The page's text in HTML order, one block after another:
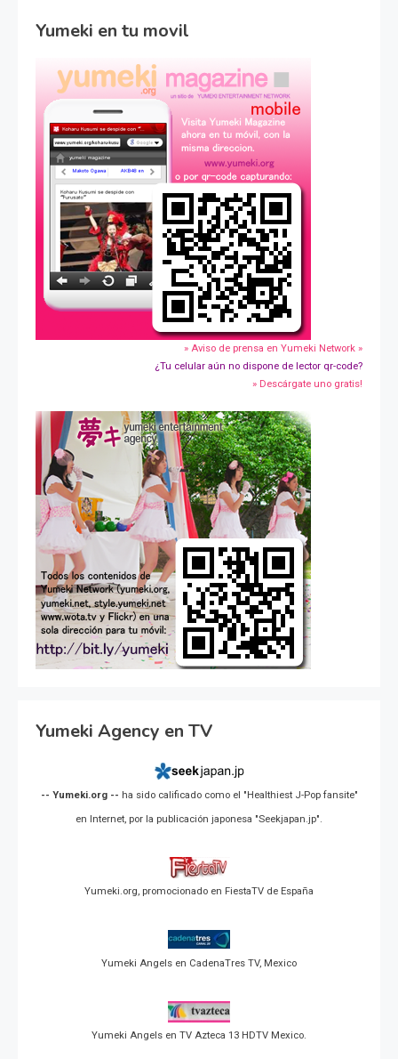
Yumeki en tu movil
» Aviso de prensa en Yumeki Network »
¿Tu celular aún no dispone de lector qr-code?
» Descárgate uno gratis!
Yumeki Agency en TV
-- Yumeki.org -- ha sido calificado como el "Healthiest J-Pop fansite"
en Internet, por la publicación japonesa "Seekjapan.jp".
Yumeki.org, promocionado en FiestaTV de España
Yumeki Angels en CadenaTres TV, Mexico
Yumeki Angels en TV Azteca 13 HDTV Mexico.